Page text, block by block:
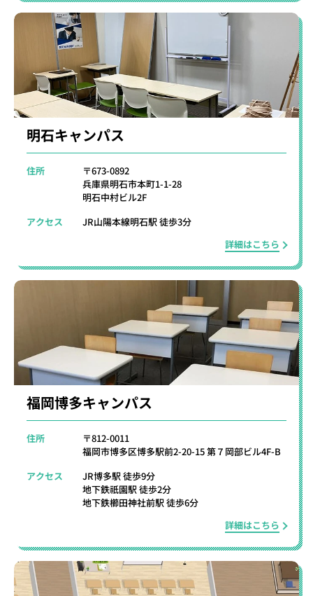
明石キャンパス
住所
〒673-0892
兵庫県明石市本町1-1-28
明石中村ビル2F
アクセス
JR山陽本線明石駅 徒歩3分
詳細はこちら
福岡博多キャンパス
住所
〒812-0011
福岡市博多区博多駅前2-20-15 第７岡部ビル4F-B
アクセス
JR博多駅 徒歩9分
地下鉄祇園駅 徒歩2分
地下鉄櫛田神社前駅 徒歩6分
詳細はこちら